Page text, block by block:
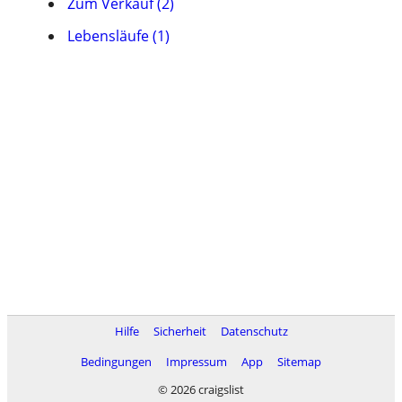
Lebensläufe (1)
Hilfe Sicherheit
Datenschutz
Bedingungen
Impressum App
Sitemap
© 2026 craigslist